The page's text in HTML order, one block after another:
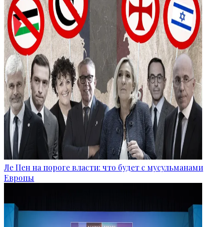
Ле Пен на пороге власти: что будет с мусульманами
Европы